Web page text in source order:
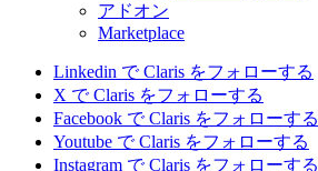
アドオン
Marketplace
Linkedin で Claris をフォローする
X で Claris をフォローする
Facebook で Claris をフォローする
Youtube で Claris をフォローする
Instagram で Claris をフォローする